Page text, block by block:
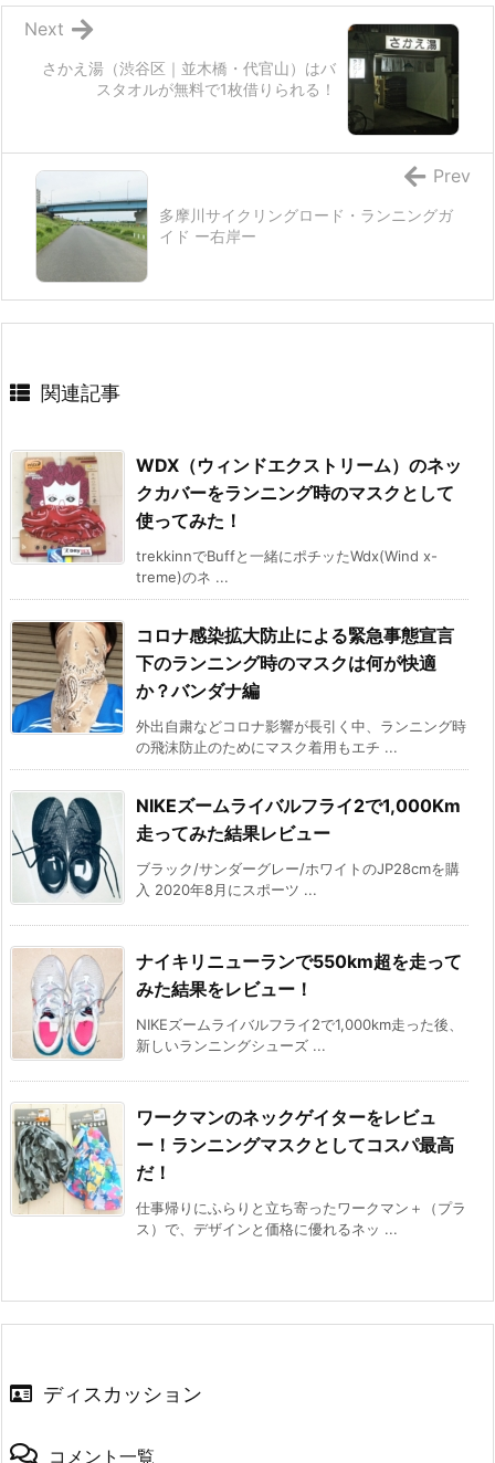
さかえ湯（渋谷区｜並木橋・代官山）はバ
スタオルが無料で1枚借りられる！
Next
多摩川サイクリングロード・ランニングガ
イド ー右岸ー
Prev
関連記事
WDX（ウィンドエクストリーム）のネッ
クカバーをランニング時のマスクとして
使ってみた！
trekkinnでBuffと一緒にポチッたWdx(Wind x-
treme)のネ ...
コロナ感染拡大防止による緊急事態宣言
下のランニング時のマスクは何が快適
か？バンダナ編
外出自粛などコロナ影響が長引く中、ランニング時
の飛沫防止のためにマスク着用もエチ ...
NIKEズームライバルフライ2で1,000Km
走ってみた結果レビュー
ブラック/サンダーグレー/ホワイトのJP28cmを購
入 2020年8月にスポーツ ...
ナイキリニューランで550km超を走って
みた結果をレビュー！
NIKEズームライバルフライ2で1,000km走った後、
新しいランニングシューズ ...
ワークマンのネックゲイターをレビュ
ー！ランニングマスクとしてコスパ最高
だ！
仕事帰りにふらりと立ち寄ったワークマン＋（プラ
ス）で、デザインと価格に優れるネッ ...
ディスカッション
コメント一覧